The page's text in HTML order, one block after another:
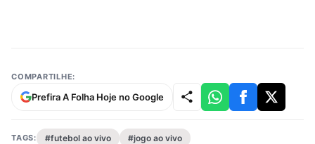
COMPARTILHE:
Prefira A Folha Hoje no Google
TAGS: #futebol ao vivo #jogo ao vivo